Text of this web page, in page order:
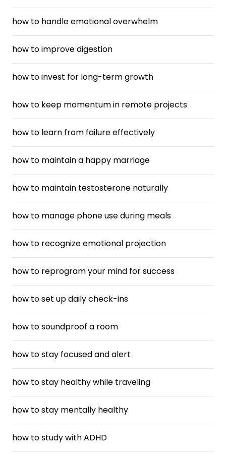
how to handle emotional overwhelm
how to improve digestion
how to invest for long-term growth
how to keep momentum in remote projects
how to learn from failure effectively
how to maintain a happy marriage
how to maintain testosterone naturally
how to manage phone use during meals
how to recognize emotional projection
how to reprogram your mind for success
how to set up daily check-ins
how to soundproof a room
how to stay focused and alert
how to stay healthy while traveling
how to stay mentally healthy
how to study with ADHD